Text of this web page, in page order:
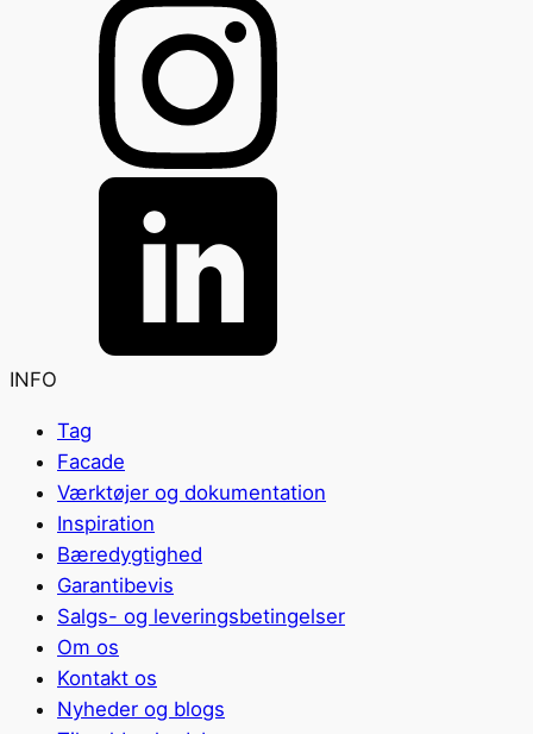
INFO
Tag
Facade
Værktøjer og dokumentation
Inspiration
Bæredygtighed
Garantibevis
Salgs- og leveringsbetingelser
Om os
Kontakt os
Nyheder og blogs